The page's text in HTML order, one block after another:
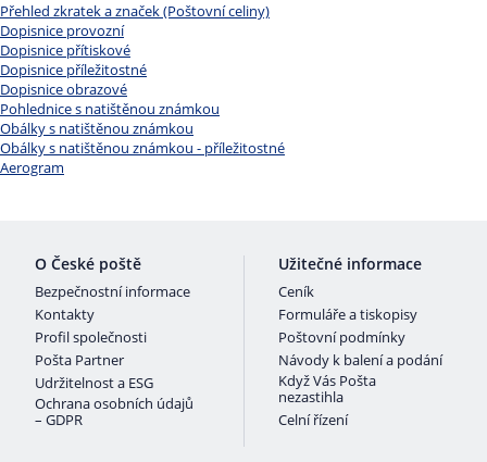
Přehled zkratek a značek (Poštovní celiny)
Dopisnice provozní
Dopisnice přítiskové
Dopisnice příležitostné
Dopisnice obrazové
Pohlednice s natištěnou známkou
Obálky s natištěnou známkou
Obálky s natištěnou známkou - příležitostné
Aerogram
O České poště
Bezpečnostní informace
Kontakty
Profil společnosti
Pošta Partner
Udržitelnost a ESG
Ochrana osobních údajů
– GDPR
Užitečné informace
Ceník
Formuláře a tiskopisy
Poštovní podmínky
Návody k balení a podání
Když Vás Pošta
nezastihla
Celní řízení